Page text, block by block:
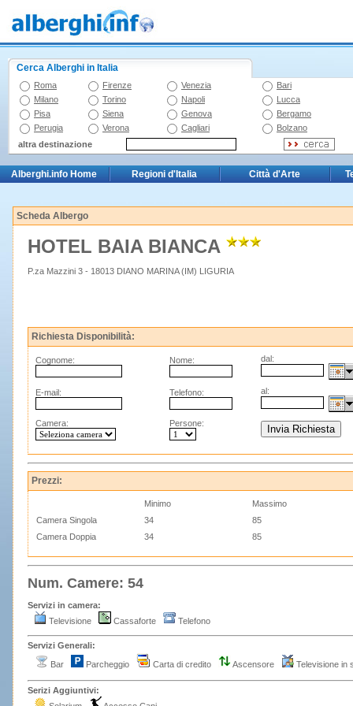
Cerca Alberghi in Italia
Roma Firenze Venezia
Bari
Milano
Torino Napoli
Lucca
Pisa
Siena Genova
Bergamo
Perugia
Verona Cagliari
Bolzano
altra destinazione
Alberghi.info Home Regioni d'Italia Città d'Arte
Scheda Albergo
HOTEL BAIA BIANCA
P.za Mazzini 3 - 18013 DIANO MARINA (IM) LIGURIA
Richiesta Disponibilità:
Cognome: Nome: dal:
E-mail: Telefono: al:
Camera: Persone:
Prezzi:
Minimo
Massimo
Camera Singola
34
85
Camera Doppia
34 85
Num. Camere: 54
Servizi in camera:
Televisione
Cassaforte Telefono
Servizi Generali:
Bar
Parcheggio Carta di credito Ascensore Televisione in
Serizi Aggiuntivi: